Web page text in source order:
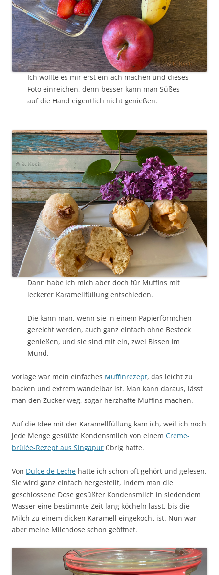
Ich wollte es mir erst einfach machen und dieses
Foto einreichen, denn besser kann man Süßes
auf die Hand eigentlich nicht genießen.
Dann habe ich mich aber doch für Muffins mit
leckerer Karamellfüllung entschieden.
Die kann man, wenn sie in einem Papierförmchen
gereicht werden, auch ganz einfach ohne Besteck
genießen, und sie sind mit ein, zwei Bissen im
Mund.
Vorlage war mein einfaches Muffinrezept, das leicht zu
backen und extrem wandelbar ist. Man kann daraus, lässt
man den Zucker weg, sogar herzhafte Muffins machen.
Auf die Idee mit der Karamellfüllung kam ich, weil ich noch
jede Menge gesüßte Kondensmilch von einem Crème-
brûlée-Rezept aus Singapur übrig hatte.
Von Dulce de Leche hatte ich schon oft gehört und gelesen.
Sie wird ganz einfach hergestellt, indem man die
geschlossene Dose gesüßter Kondensmilch in siedendem
Wasser eine bestimmte Zeit lang köcheln lässt, bis die
Milch zu einem dicken Karamell eingekocht ist. Nun war
aber meine Milchdose schon geöffnet.